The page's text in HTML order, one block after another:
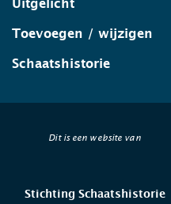
Uitgelicht
Toevoegen / wijzigen
Schaatshistorie
Dit is een website van
Stichting Schaatshistorie